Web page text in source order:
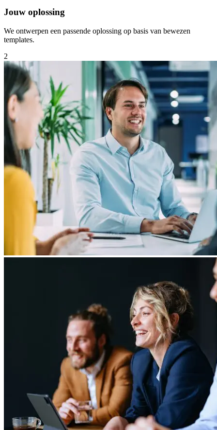
Jouw oplossing
We ontwerpen een passende oplossing op basis van bewezen
templates.
2